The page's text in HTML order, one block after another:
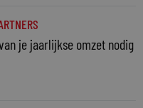
je jaarlijkse omzet nodig